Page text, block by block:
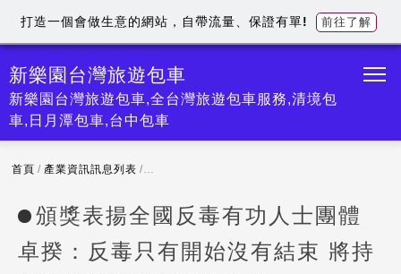
新樂園台灣旅遊包車
新樂園台灣旅遊包車,全台灣旅遊包車服務,清境包
車,日月潭包車,台中包車
首頁 / 產業資訊訊息列表 / 頒獎表揚全國反毒有功人士團體 卓揆：反毒只
頒獎表揚全國反毒有功人士團體
卓揆：反毒只有開始沒有結束 將持
打造一個會做生意的網站，自帶流量、保證有單! 前往了解